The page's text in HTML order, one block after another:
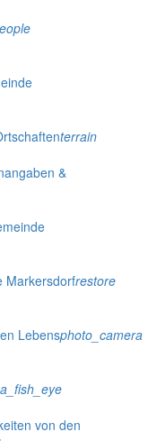
terrain
&
Markersdorfrestore
Lebensphoto_camera
von den